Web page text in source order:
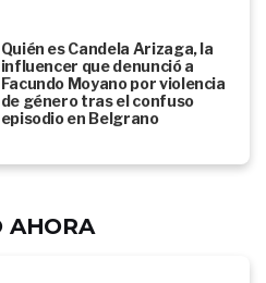
Quién es Candela Arizaga, la
influencer que denunció a
Facundo Moyano por violencia
de género tras el confuso
episodio en Belgrano
AHORA